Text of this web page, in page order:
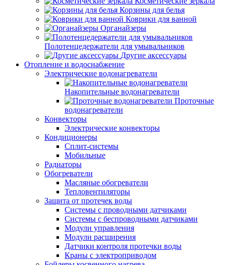
Корзины для белья
Коврики для ванной
Органайзеры
Полотенцедержатели для умывальников
Другие аксессуары
Отопление и водоснабжение
Электрические водонагреватели
Накопительные водонагреватели
Проточные
водонагреватели
Конвекторы
Электрические конвекторы
Кондиционеры
Сплит-системы
Мобильные
Радиаторы
Обогреватели
Масляные обогреватели
Тепловентиляторы
Защита от протечек воды
Системы с проводными датчиками
Системы с беспроводными датчиками
Модули управления
Модули расширения
Датчики контроля протечки воды
Краны с электроприводом